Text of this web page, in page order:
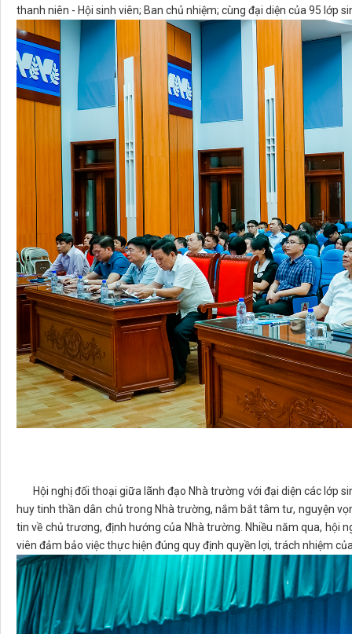
thanh niên - Hội sinh viên; Ban chủ nhiệm; cùng đại diện của 95 lớp
Hội nghị đối thoại giữa lãnh đạo Nhà trường với đại diện các lớp
huy tinh thần dân chủ trong Nhà trường, nắm bắt tâm tư, nguyện
tin về chủ trương, định hướng của Nhà trường. Nhiều năm qua, hội
viên đảm bảo việc thực hiện đúng quy định quyền lợi, trách nhiệm